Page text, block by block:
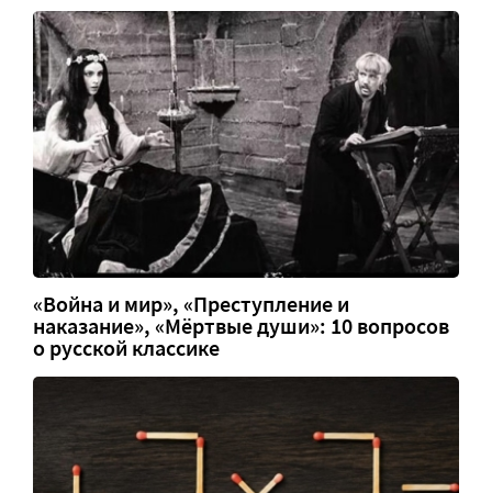
«Война и мир», «Преступление и
наказание», «Мёртвые души»: 10 вопросов
о русской классике